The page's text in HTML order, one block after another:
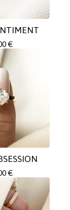
€
€